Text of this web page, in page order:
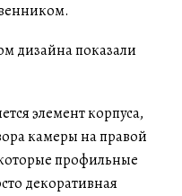
элемент корпуса,
камеры на правой
профильные
декоративная